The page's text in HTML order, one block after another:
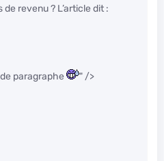
revenu ? L’article dit :
de paragraphe " />